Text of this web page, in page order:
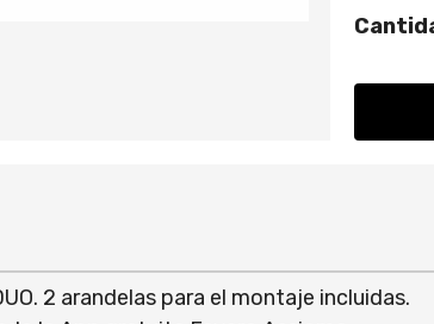
2 arandelas para el montaje incluidas.